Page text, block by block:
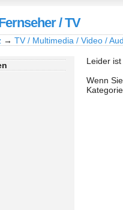
/ TV
→ TV / Multimedia / Video /
Leider
Wenn